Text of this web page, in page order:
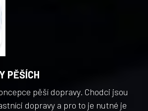
PĚŠÍCH
pěší dopravy. Chodci jsou
dopravy a pro to je nutné je